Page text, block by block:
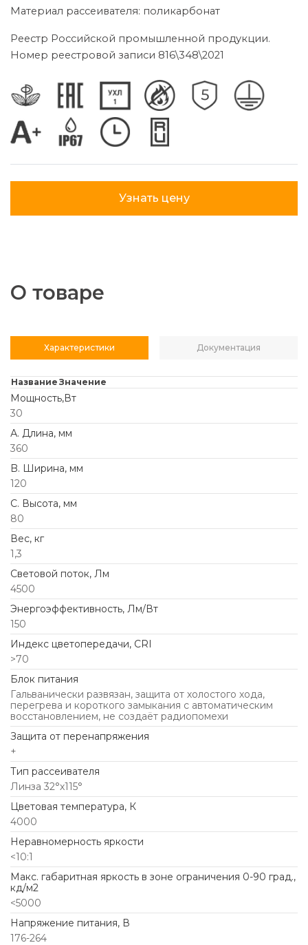
Материал рассеивателя: поликарбонат
Реестр Российской промышленной продукции.
Номер реестровой записи 816\348\2021
Узнать цену
О товаре
Характеристики Документация
Название Значение
Мощность,Вт
30
А. Длина, мм
360
B. Ширина, мм
120
C. Высота, мм
80
Вес, кг
1,3
Световой поток, Лм
4500
Энергоэффективность, Лм/Вт
150
Индекс цветопередачи, CRI
>70
Блок питания
Гальванически развязан, защита от холостого хода,
перегрева и короткого замыкания с автоматическим
восстановлением, не создаёт радиопомехи
Защита от перенапряжения
+
Тип рассеивателя
Линза 32°х115°
Цветовая температура, К
4000
Неравномерность яркости
<10:1
Макс. габаритная яркость в зоне ограничения 0-90 град.,
кд/м2
<5000
Напряжение питания, В
176-264